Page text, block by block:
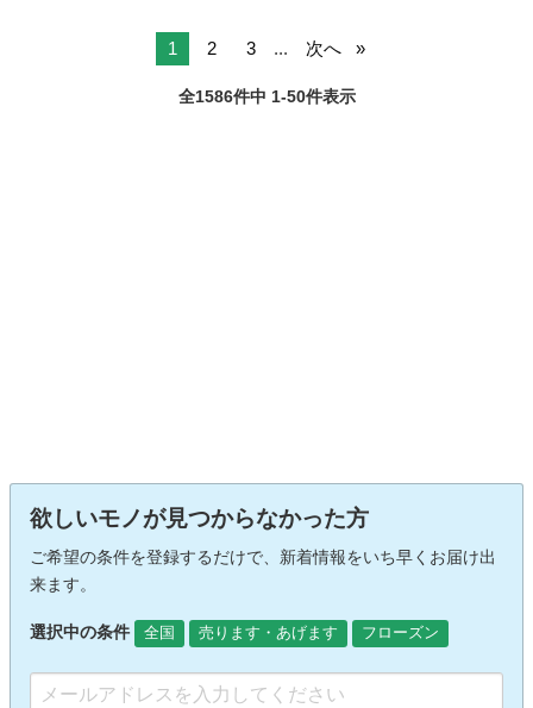
1 2 3 ... 次へ
全1586件中 1-50件表示
欲しいモノが見つからなかった方
ご希望の条件を登録するだけで、新着情報をいち早くお届け出
来ます。
選択中の条件 全国 売ります・あげます フローズン